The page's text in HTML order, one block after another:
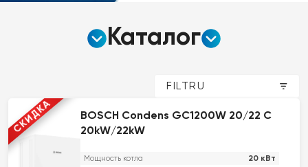
Каталог
FILTRU
BOSCH Condens GC1200W 20/22 C
20kW/22kW
Мощность котла 20 кВт
СКИДКА